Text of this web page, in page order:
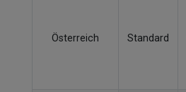
Österreich Standard